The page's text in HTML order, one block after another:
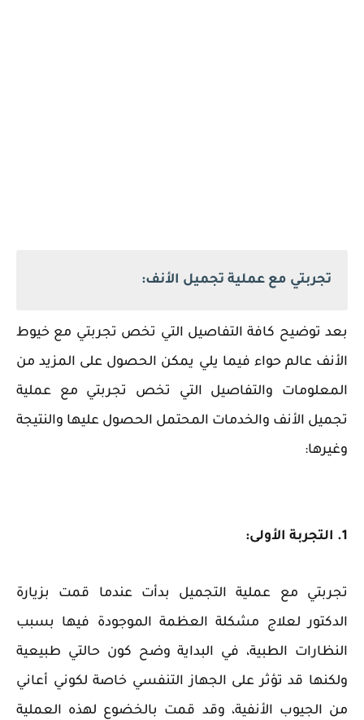
تجربتي مع عملية تجميل الأنف:
بعد توضيح كافة التفاصيل التي تخص تجربتي مع خيوط
الأنف عالم حواء فيما يلي يمكن الحصول على المزيد من
المعلومات والتفاصيل التي تخص تجربتي مع عملية
تجميل الأنف والخدمات المحتمل الحصول عليها والنتيجة
وغيرها:
1. التجربة الأولى:
تجربتي مع عملية التجميل بدأت عندما قمت بزيارة
الدكتور لعلاج مشكلة العظمة الموجودة فيها بسبب
النظارات الطبية، في البداية وضح كون حالتي طبيعية
ولكنها قد تؤثر على الجهاز التنفسي خاصة لكوني أعاني
من الجيوب الأنفية، وقد قمت بالخضوع لهذه العملية